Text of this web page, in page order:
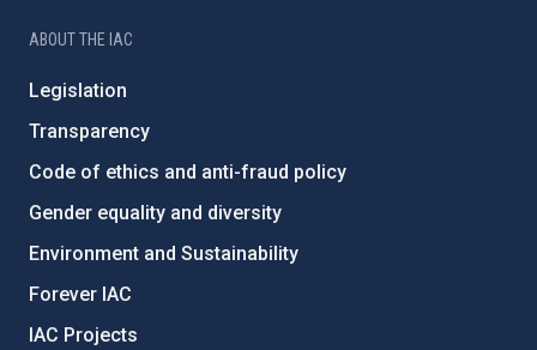
ABOUT THE IAC
Legislation
Transparency
Code of ethics and anti-fraud policy
Gender equality and diversity
Environment and Sustainability
Forever IAC
IAC Projects